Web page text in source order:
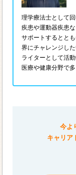
理学療法士として
疾患や運動器疾患
サポートするとと
界にチャレンジし
ライターとして活
医療や健康分野で
今よ
キャリア